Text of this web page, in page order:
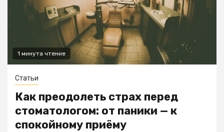
1 минута чтение
Статьи
Как преодолеть страх перед
стоматологом: от паники — к
спокойному приёму